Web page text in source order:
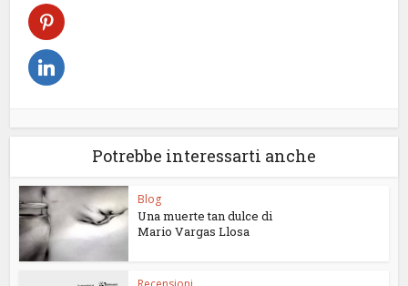
Potrebbe interessarti anche
Blog
Una muerte tan dulce di
Mario Vargas Llosa